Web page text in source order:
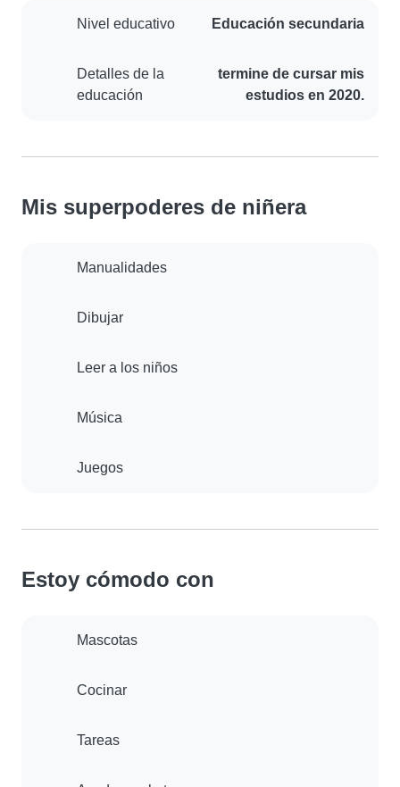
Nivel educativo Educación secundaria
Detalles de la
educación
termine de cursar mis
estudios en 2020.
Mis superpoderes de niñera
Manualidades
Dibujar
Leer a los niños
Música
Juegos
Estoy cómodo con
Mascotas
Cocinar
Tareas